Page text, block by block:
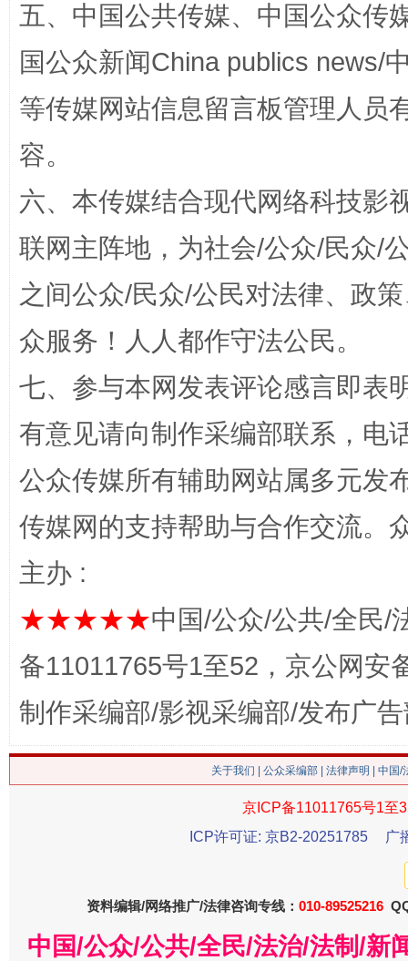
招工难、用工荒背后
谢
五、中国公共传媒、中国公众传
国公众新闻China publics news/
等传媒网站信息留言板管理人员
容。
六、本传媒结合现代网络科技影
联网主阵地，为社会/公众/民众/
之间公众/民众/公民对法律、政
众服务！人人都作守法公民。
七、参与本网发表评论感言即表
有意见请向制作采编部联系，电
公众传媒所有辅助网站属多元发
传媒网的支持帮助与合作交流。
主办 :
★★★★★中国/公众/公共/全民/
备11011765号1至52，京公网安
制作采编部/影视采编部/发布广
关于我们 公众采编部 法律声明 | 中国
京ICP备11011765号1至
ICP许可证: 京B2-20251785
广
资料编辑/网络推广/法律咨询专线： 010-89525216
中国/公众/公共/全民/法治/法制/新